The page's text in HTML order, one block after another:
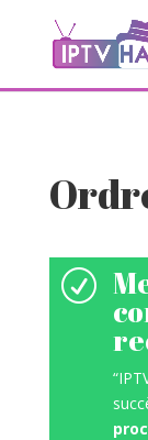
R